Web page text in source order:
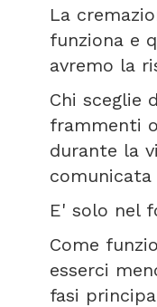
La
funziona e
avremo la
Chi sceglie
frammenti
durante la
E' solo nel
Come
esserci
fasi